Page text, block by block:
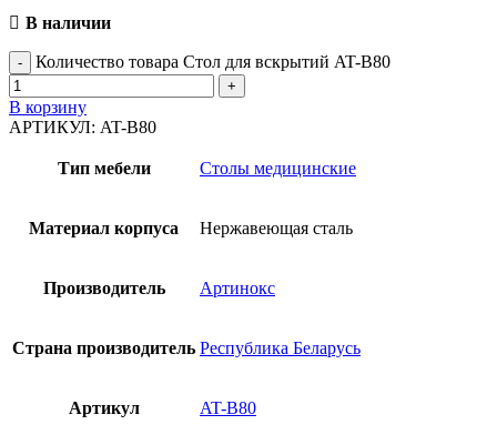
В наличии
Количество товара Стол для вскрытий AT-B80
В корзину
АРТИКУЛ: AT-B80
Тип мебели Столы медицинские
Материал корпуса Нержавеющая сталь
Производитель Артинокс
Страна производитель Республика Беларусь
Артикул AT-B80